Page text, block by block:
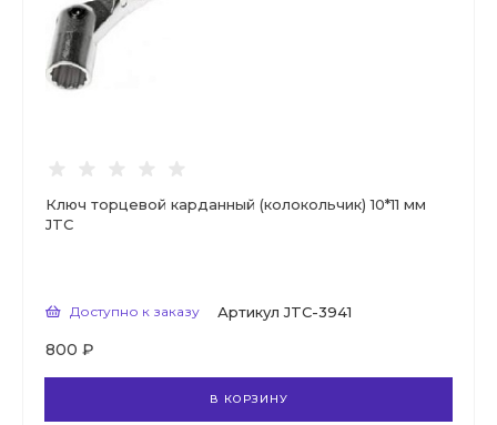
Ключ торцевой карданный (колокольчик) 10*11 мм
JTC
Доступно к заказу Артикул JTC-3941
800 ₽
В КОРЗИНУ